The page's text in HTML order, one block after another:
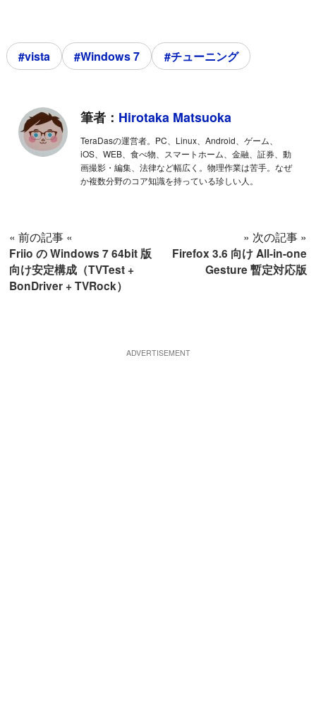
#vista #Windows 7 #チューニング
筆者： Hirotaka Matsuoka
TeraDasの運営者。PC、Linux、Android、ゲーム、
iOS、WEB、食べ物、スマートホーム、金融、証券、動
画撮影・編集、法律など幅広く。物理作業は苦手。なぜ
か複数分野のコア知識を持っている珍しい人。
« 前の記事 «
Friio の Windows 7 64bit 版
向け安定構成（TVTest +
BonDriver + TVRock）
» 次の記事 »
Firefox 3.6 向け All-in-one
Gesture 暫定対応版